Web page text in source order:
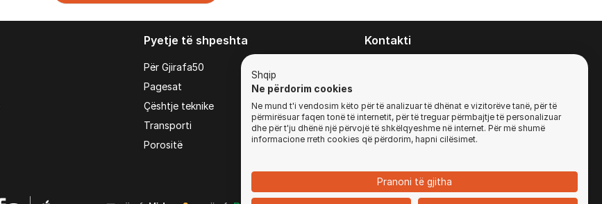
Pyetje të shpeshta
Për Gjirafa50
Pagesat
Çështje teknike
Transporti
Porositë
Kontakti
Për kërkesa të ofertave:
b2b@zirafa50.mk
Shqip
Ne përdorim cookies
Ne mund t'i vendosim këto për të analizuar të dhënat e vizitorëve tanë, për të
përmirësuar faqen tonë të internetit, për të treguar përmbajtje të personalizuar
dhe për t'ju dhënë një përvojë të shkëlqyeshme në internet. Për më shumë
informacione rreth cookies që përdorim, hapni cilësimet.
Pranoni të gjitha